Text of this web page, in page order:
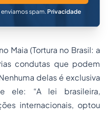
spam. Privacidade
Maia (Tortura no Brasil: a
condutas que podem
delas é exclusiva
ele: “A lei brasileira,
internacionais, optou